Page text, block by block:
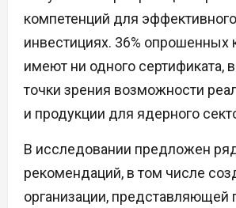
компетенций для
инвестициях. 36% опрошенных
имеют ни одного сертификата,
точки зрения возможности
и продукции для ядерного
В исследовании предложен
рекомендаций, в том числе
организации, представляющей